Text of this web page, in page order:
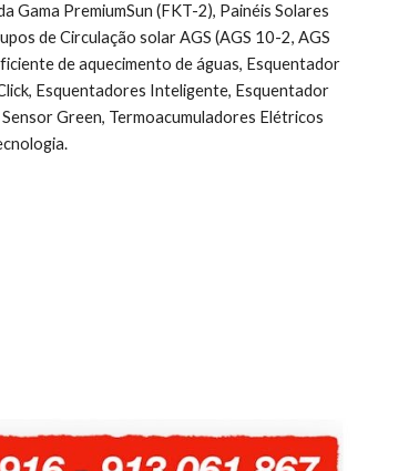
Gama PremiumSun (FKT-2), Painéis Solares
de Circulação solar AGS (AGS 10-2, AGS
de aquecimento de águas, Esquentador
Esquentadores Inteligente, Esquentador
Green, Termoacumuladores Elétricos